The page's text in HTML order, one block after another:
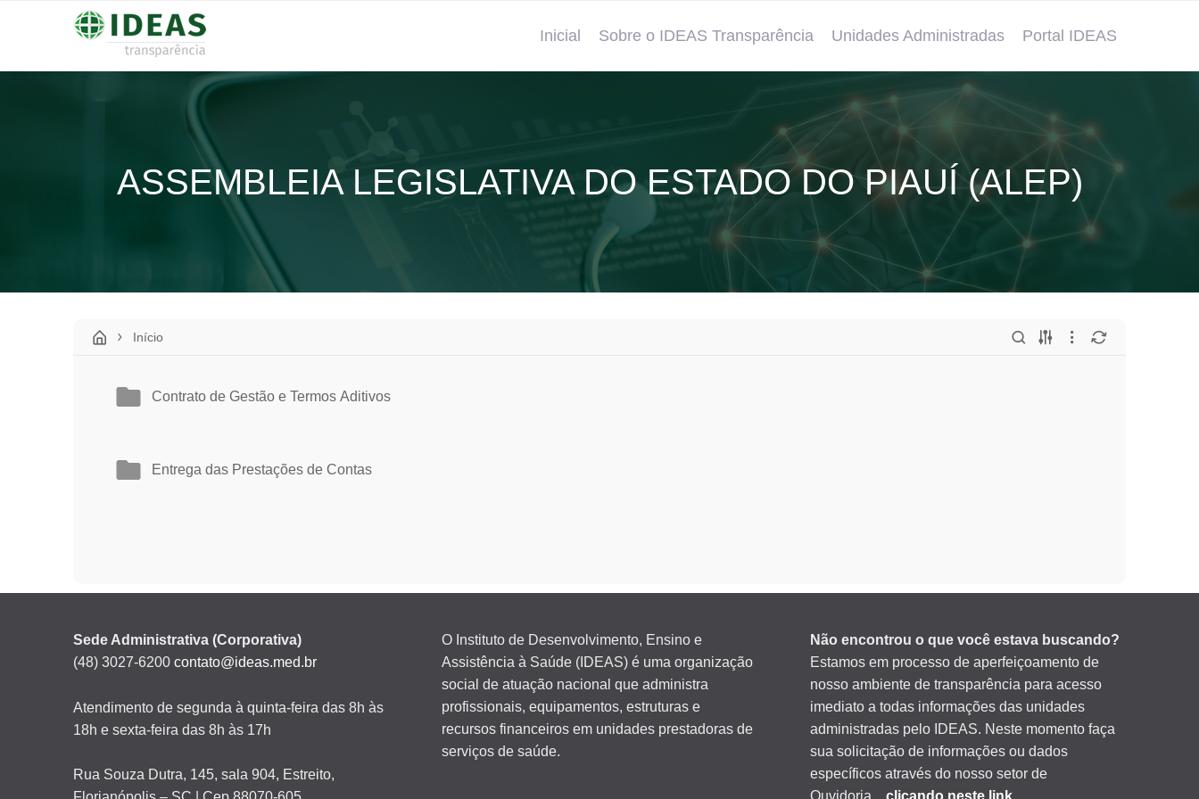
Inicial Sobre o IDEAS Transparência Unidades Administradas Portal IDEAS
ASSEMBLEIA LEGISLATIVA DO ESTADO DO PIAUÍ (ALEP)
Início
Contrato de Gestão e Termos Aditivos
Entrega das Prestações de Contas
Sede Administrativa (Corporativa)
(48) 3027-6200 contato@ideas.med.br
Atendimento de segunda à quinta-feira das 8h às
18h e sexta-feira das 8h às 17h
Rua Souza Dutra, 145, sala 904, Estreito,
O Instituto de Desenvolvimento, Ensino e
Assistência à Saúde (IDEAS) é uma organização
social de atuação nacional que administra
profissionais, equipamentos, estruturas e
recursos financeiros em unidades prestadoras de
serviços de saúde.
Não encontrou o que você estava buscando?
Estamos em processo de aperfeiçoamento de
nosso ambiente de transparência para acesso
imediato a todas informações das unidades
administradas pelo IDEAS. Neste momento faça
sua solicitação de informações ou dados
específicos através do nosso setor de
Ouvidoria …clicando neste link